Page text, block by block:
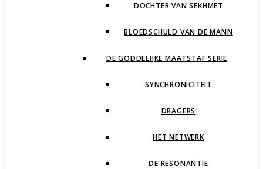
DOCHTER VAN SEKHMET
BLOEDSCHULD VAN DE MANN
DE GODDELIJKE MAATSTAF SERIE
SYNCHRONICITEIT
DRAGERS
HET NETWERK
DE RESONANTIE